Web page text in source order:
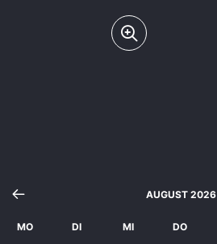
AUGUST 2026
MO DI MI DO